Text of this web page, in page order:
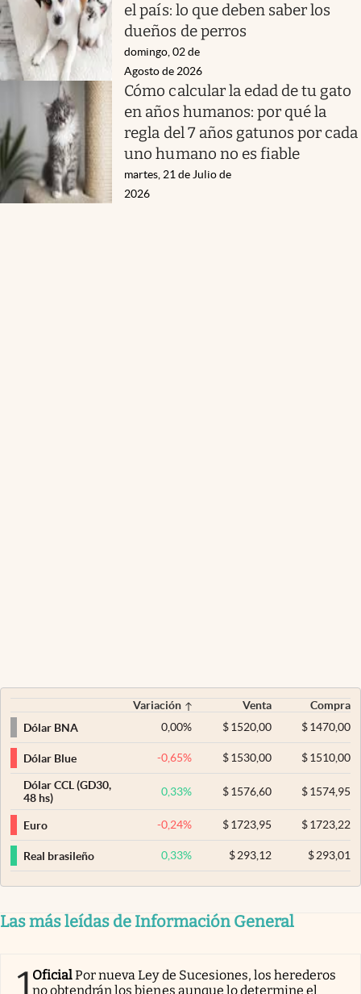
el país: lo que deben saber los
dueños de perros
domingo, 02 de
Agosto de 2026
Cómo calcular la edad de tu gato
en años humanos: por qué la
regla del 7 años gatunos por cada
uno humano no es fiable
martes, 21 de Julio de
2026
Variación Venta
Compra
Dólar BNA
0,00% $ 1520,00 $1470,00
Dólar Blue -0,65% $ 1530,00 $1510,00
Dólar CCL (GD30,
48 hs)
0,33% $ 1576,60 $1574,95
Euro -0,24% $ 1723,95 $1723,22
Real brasileño 0,33% $293,12 $293,01
Las más leídas de Información General
OficialPor nueva Ley de Sucesiones, los herederos
no obtendrán los bienes aunque lo determine el